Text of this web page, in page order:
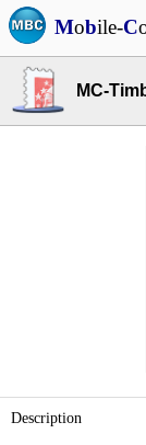
Mobile-C
MC-
Description